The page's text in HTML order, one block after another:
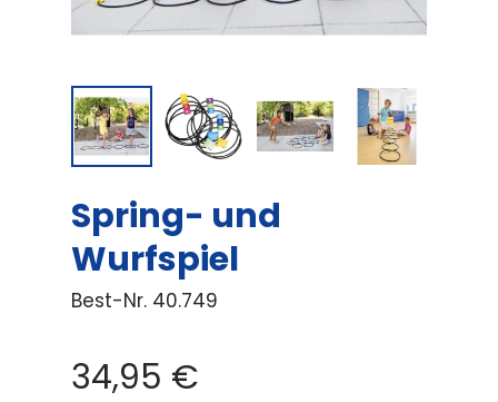
Spring- und
Wurfspiel
Best-Nr. 40.749
34,95 €